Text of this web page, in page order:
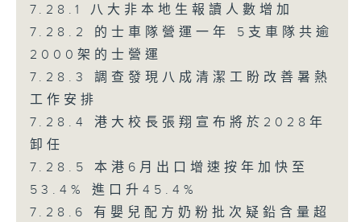
7.28.1 八大非本地生報讀人數增加
7.28.2 的士車隊營運一年 5支車隊共逾
2000架的士營運
7.28.3 調查發現八成清潔工盼改善暑熱
工作安排
7.28.4 港大校長張翔宣布將於2028年
卸任
7.28.5 本港6月出口增速按年加快至
53.4% 進口升45.4%
7.28.6 有嬰兒配方奶粉批次疑鉛含量超